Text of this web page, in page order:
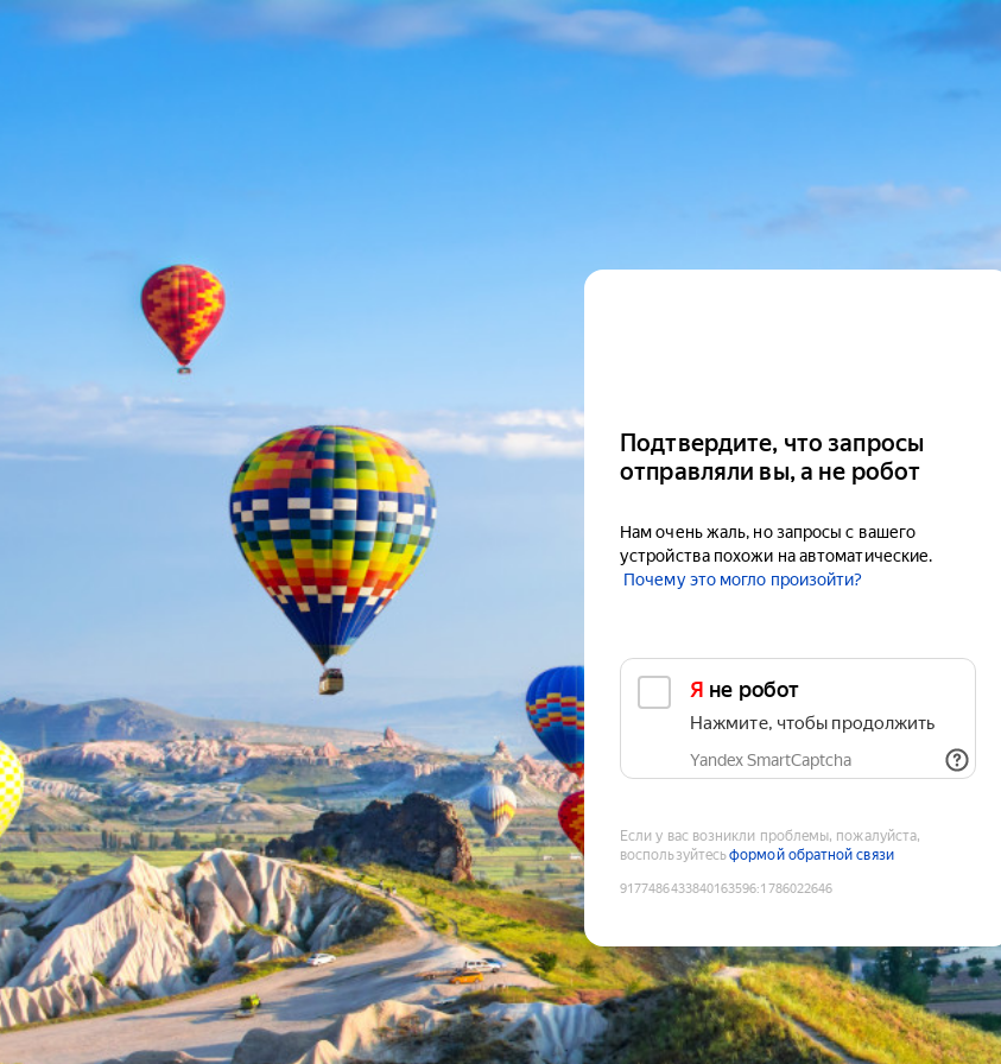
Подтвердите, что запросы
отправляли вы, а не робот
Нам очень жаль, но запросы с вашего
устройства похожи на автоматические.
Почему это могло произойти?
Я не робот
Нажмите, чтобы продолжить
Yandex SmartCaptcha
Если у вас возникли проблемы, пожалуйста,
воспользуйтесьформой обратной связи
9177486433840163596:1786022646